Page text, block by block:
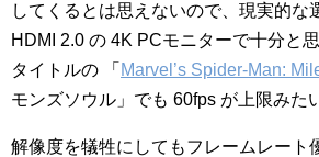
してくるとは思えないので、現実的な
HDMI 2.0 の 4K PCモニターで十分と
タイトルの 「 Marvel’s Spider-Man:
モンズソウル」でも 60fps が上限みた
解像度を犠牲にしてもフレームレート